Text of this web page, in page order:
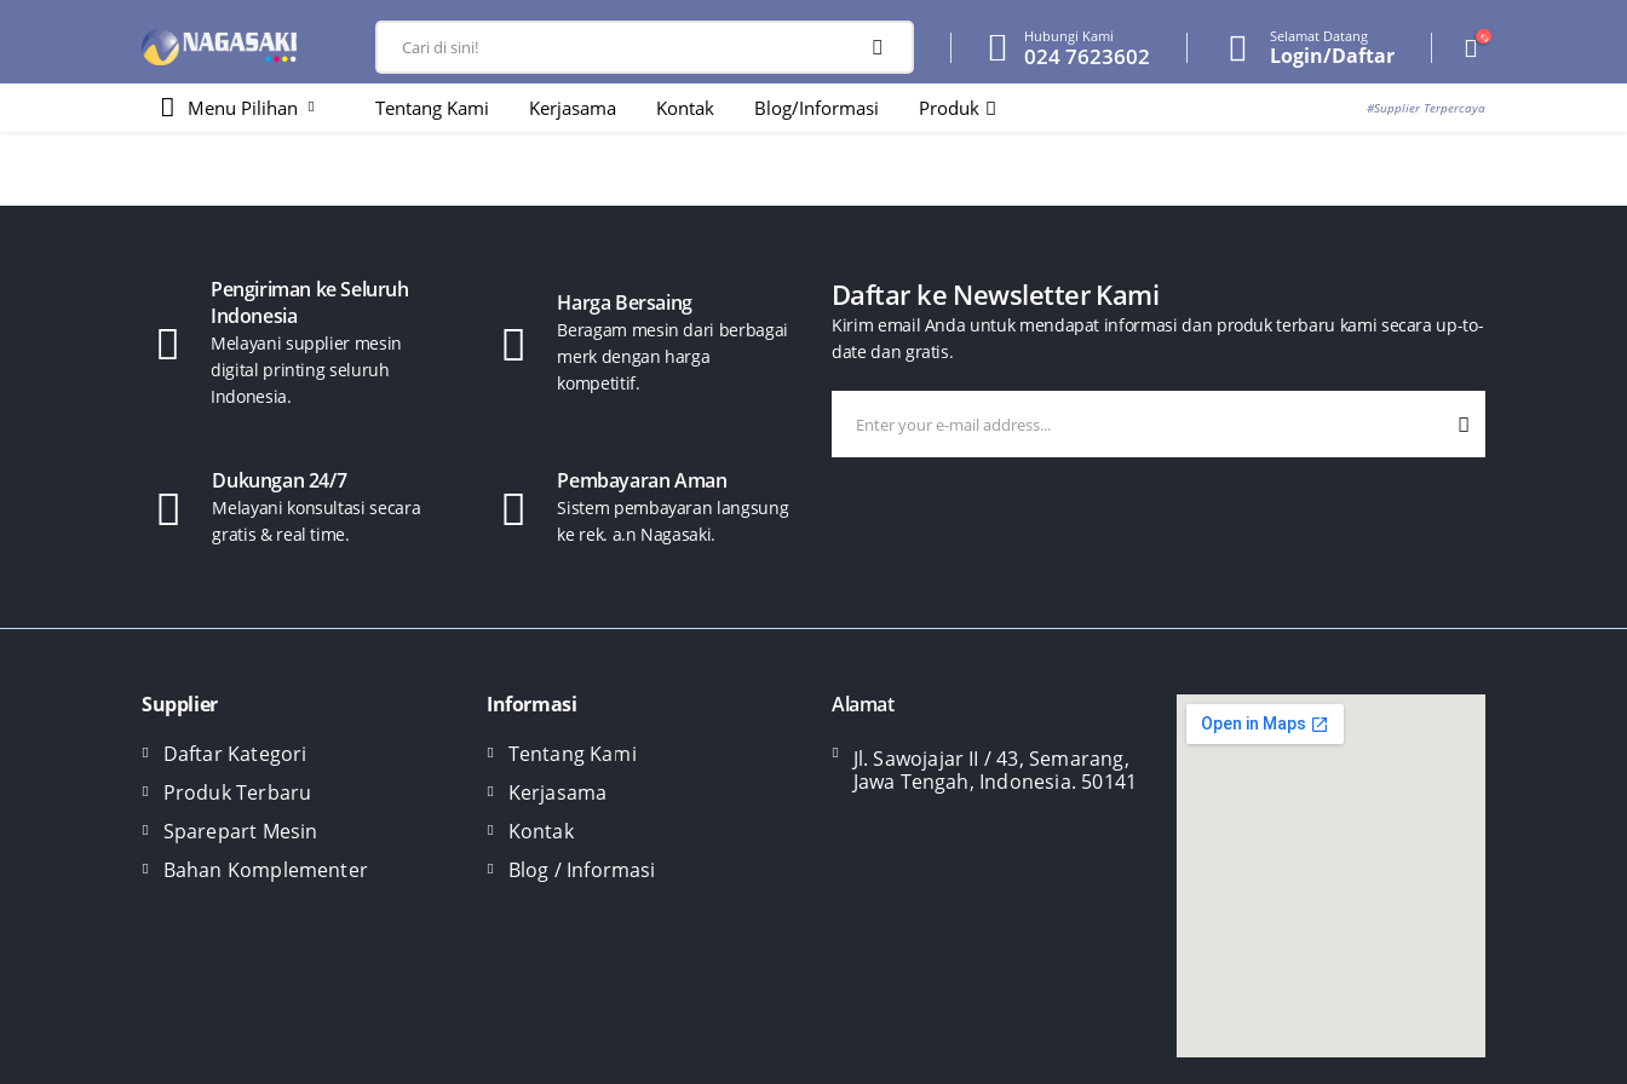
Hubungi Kami
024 7623602
Selamat Datang
Login/Daftar
Menu Pilihan Tentang Kami Kerjasama Kontak Blog/Informasi Produk #Supplier Terpercaya
Pengiriman ke Seluruh
Indonesia
Melayani supplier mesin
digital printing seluruh
Indonesia.
Harga Bersaing
Beragam mesin dari berbagai
merk dengan harga
kompetitif.
Dukungan 24/7
Melayani konsultasi secara
gratis & real time.
Pembayaran Aman
Sistem pembayaran langsung
ke rek. a.n Nagasaki.
Daftar ke Newsletter Kami
Kirim email Anda untuk mendapat informasi dan produk terbaru kami secara up-to-
date dan gratis.
Supplier
Daftar Kategori
Produk Terbaru
Sparepart Mesin
Bahan Komplementer
Informasi
Tentang Kami
Kerjasama
Kontak
Blog / Informasi
Alamat
Jl. Sawojajar II / 43, Semarang,
Jawa Tengah, Indonesia. 50141